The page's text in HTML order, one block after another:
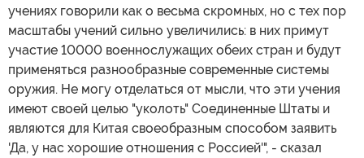
учениях говорили как о весьма скромных, но с тех пор
масштабы учений сильно увеличились: в них примут
участие 10000 военнослужащих обеих стран и будут
применяться разнообразные современные системы
оружия. Не могу отделаться от мысли, что эти учения
имеют своей целью "уколоть" Соединенные Штаты и
являются для Китая своеобразным способом заявить
'Да, у нас хорошие отношения с Россией'", - сказал